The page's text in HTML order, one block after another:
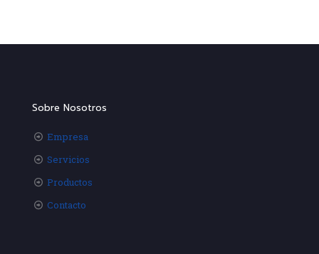
Sobre Nosotros
Empresa
Servicios
Productos
Contacto